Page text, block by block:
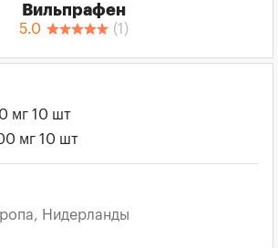
Вильпрафен
5.0 (1 )
мг 10 шт
мг 10 шт
Нидерланды